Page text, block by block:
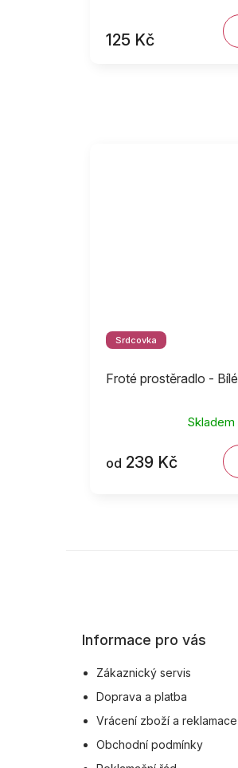
125 Kč
Srdcovka
Froté prostěradlo - Bílé
Skladem
od 239 Kč
Informace pro vás
Zákaznický servis
Doprava a platba
Vrácení zboží a reklamace
Obchodní podmínky